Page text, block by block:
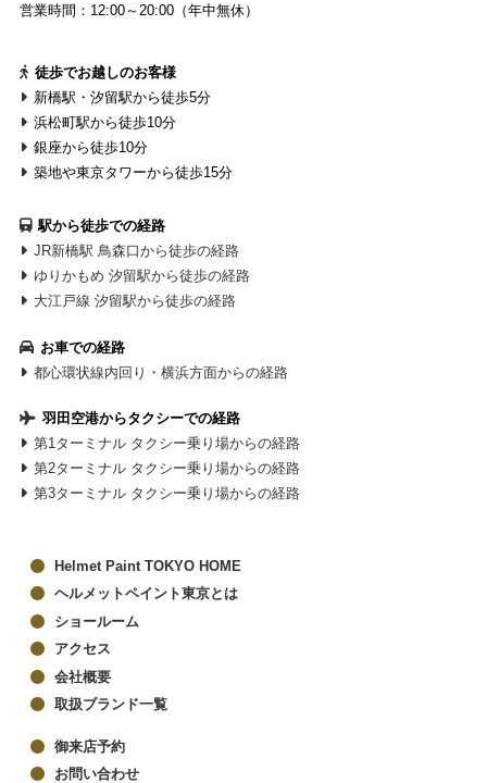
営業時間：12:00～20:00（年中無休）
徒歩でお越しのお客様
新橋駅・汐留駅から徒歩5分
浜松町駅から徒歩10分
銀座から徒歩10分
築地や東京タワーから徒歩15分
駅から徒歩での経路
JR新橋駅 鳥森口から徒歩の経路
ゆりかもめ 汐留駅から徒歩の経路
大江戸線 汐留駅から徒歩の経路
お車での経路
都心環状線内回り・横浜方面からの経路
羽田空港からタクシーでの経路
第1ターミナル タクシー乗り場からの経路
第2ターミナル タクシー乗り場からの経路
第3ターミナル タクシー乗り場からの経路
Helmet Paint TOKYO HOME
ヘルメットペイント東京とは
ショールーム
アクセス
会社概要
取扱ブランド一覧
御来店予約
お問い合わせ